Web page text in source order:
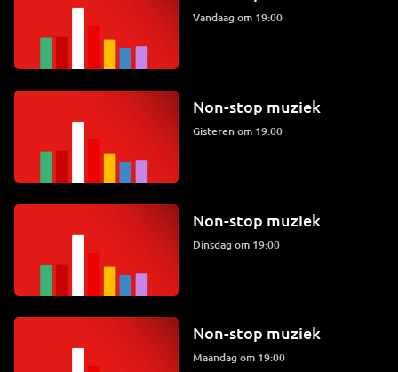
Vandaag om 19:00
Non-stop muziek
Gisteren om 19:00
Non-stop muziek
dinsdag om 19:00
Non-stop muziek
maandag om 19:00